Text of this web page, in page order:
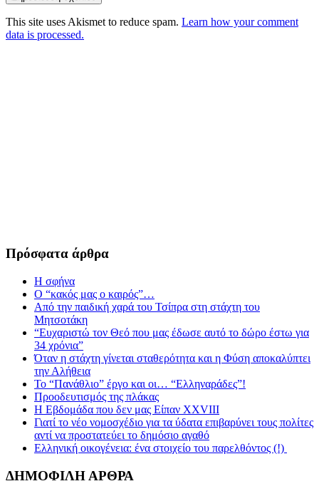
This site uses Akismet to reduce spam. Learn how your comment
data is processed.
Πρόσφατα άρθρα
Η σφήνα
Ο “κακός μας ο καιρός”…
Από την παιδική χαρά του Τσίπρα στη στάχτη του
Μητσοτάκη
“Ευχαριστώ τον Θεό που μας έδωσε αυτό το δώρο έστω για
34 χρόνια”
Όταν η στάχτη γίνεται σταθερότητα και η Φύση αποκαλύπτει
την Αλήθεια
Το “Πανάθλιο” έργο και οι… “Ελληναράδες”!
Προοδευτισμός της πλάκας
Η Εβδομάδα που δεν μας Είπαν XXVIII
Γιατί το νέο νομοσχέδιο για τα ύδατα επιβαρύνει τους πολίτες
αντί να προστατεύει το δημόσιο αγαθό
Ελληνική οικογένεια: ένα στοιχείο του παρελθόντος (!)
ΔΗΜΟΦΙΛΗ ΑΡΘΡΑ